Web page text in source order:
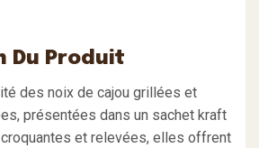
Du Produit
des noix de cajou grillées et
présentées dans un sachet kraft
et relevées, elles offrent